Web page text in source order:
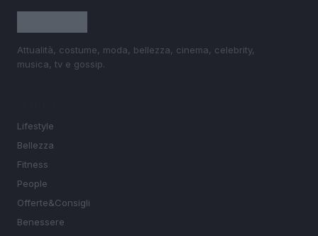
Attualità, costume, moda, bellezza, cinema, celebrity,
musica, tv e gossip.
Lifestyle
Bellezza
Fitness
People
Offerte&Consigli
Benessere